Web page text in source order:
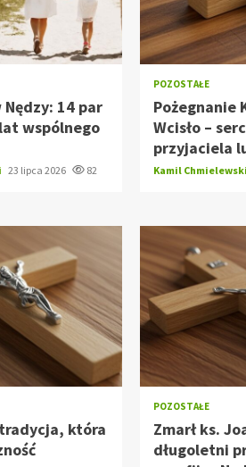
Nędzy: 14 par
wspólnego
23 lipca 2026 82
POZOSTAŁE
Pożegnanie
Wcisło –
przyjaciela
Kamil Chmielewski
tradycja, która
POZOSTAŁE
Zmarł ks.
długoletni